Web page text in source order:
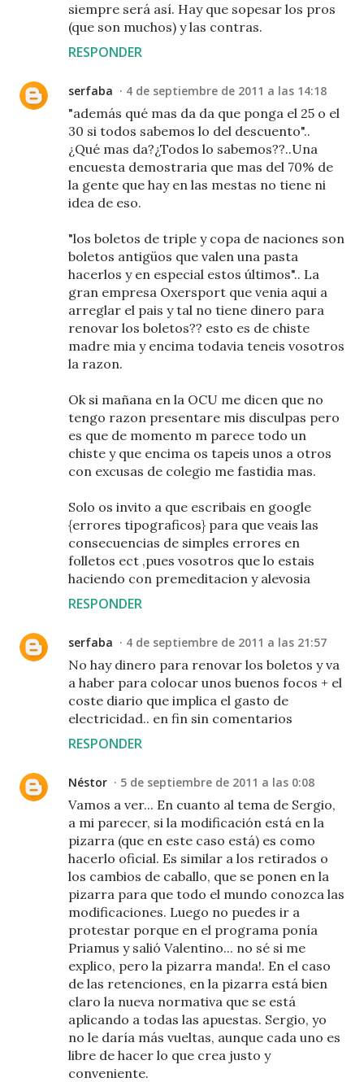
siempre será así. Hay que sopesar los pros
(que son muchos) y las contras.
RESPONDER
serfaba 4 de septiembre de 2011 a las 14:18
"además qué mas da da que ponga el 25 o el
30 si todos sabemos lo del descuento"..
¿Qué mas da?¿Todos lo sabemos??..Una
encuesta demostraria que mas del 70% de
la gente que hay en las mestas no tiene ni
idea de eso.
"los boletos de triple y copa de naciones son
boletos antigüos que valen una pasta
hacerlos y en especial estos últimos".. La
gran empresa Oxersport que venia aqui a
arreglar el pais y tal no tiene dinero para
renovar los boletos?? esto es de chiste
madre mia y encima todavia teneis vosotros
la razon.
Ok si mañana en la OCU me dicen que no
tengo razon presentare mis disculpas pero
es que de momento m parece todo un
chiste y que encima os tapeis unos a otros
con excusas de colegio me fastidia mas.
Solo os invito a que escribais en google
{errores tipograficos} para que veais las
consecuencias de simples errores en
folletos ect ,pues vosotros que lo estais
haciendo con premeditacion y alevosia
RESPONDER
serfaba 4 de septiembre de 2011 a las 21:57
No hay dinero para renovar los boletos y va
a haber para colocar unos buenos focos + el
coste diario que implica el gasto de
electricidad.. en fin sin comentarios
RESPONDER
Néstor 5 de septiembre de 2011 a las 0:08
Vamos a ver... En cuanto al tema de Sergio,
a mi parecer, si la modificación está en la
pizarra (que en este caso está) es como
hacerlo oficial. Es similar a los retirados o
los cambios de caballo, que se ponen en la
pizarra para que todo el mundo conozca las
modificaciones. Luego no puedes ir a
protestar porque en el programa ponía
Priamus y salió Valentino... no sé si me
explico, pero la pizarra manda!. En el caso
de las retenciones, en la pizarra está bien
claro la nueva normativa que se está
aplicando a todas las apuestas. Sergio, yo
no le daría más vueltas, aunque cada uno es
libre de hacer lo que crea justo y
conveniente.